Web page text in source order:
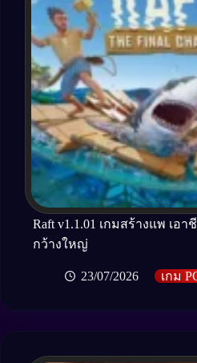
Raft v1.1.01 เกมสร้างแพ เอ
กว้างใหญ่
23/07/2026 เกม